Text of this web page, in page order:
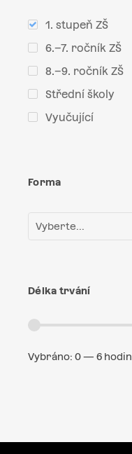
1. stupeň ZŠ
6.–7. ročník ZŠ
8.–9. ročník ZŠ
Střední školy
Vyučující
Forma
Vyberte...
Délka trvání
Vybráno: 0— 6 hodin